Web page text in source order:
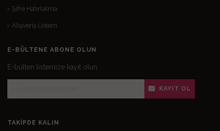
Şifre Hatırlatma
Alışveriş Listem
E-BÜLTENE ABONE OLUN
E-bülten listemize kayıt olun.
KAYIT OL
TAKIPDE KALIN